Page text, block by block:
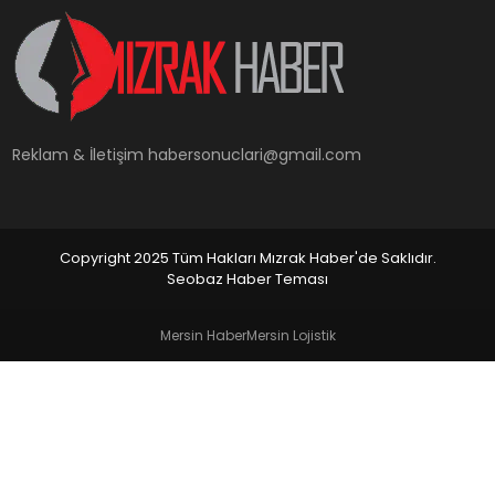
YAŞAM
Reklam & İletişimhabersonuclari@gmail.com
Copyright 2025 Tüm Hakları Mızrak Haber'de Saklıdır.
Seobaz Haber Teması
Mersin HaberMersin Lojistik